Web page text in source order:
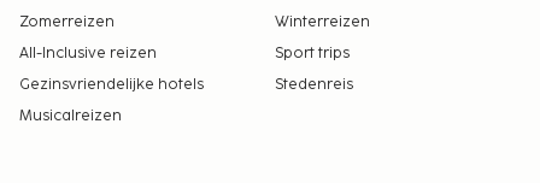
Zomerreizen
Winterreizen
All-Inclusive reizen
Sport trips
Gezinsvriendelijke hotels
Stedenreis
Musicalreizen